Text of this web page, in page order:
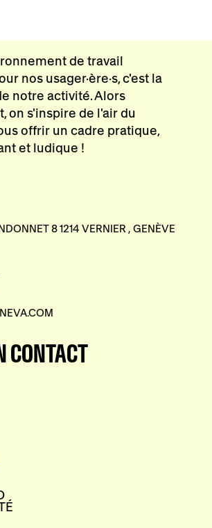
de travail
nos usager·ère·s, c'est la
notre activité. Alors
on s'inspire de l'air du
offrir un cadre pratique,
et ludique !
8 1214 VERNIER , GENÈVE
CONTACT